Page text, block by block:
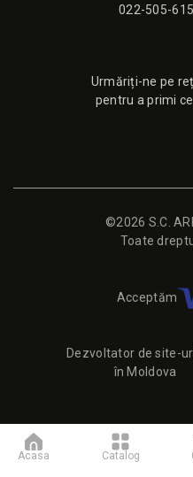
022-505-
Urmăriți-ne pe
pentru a primi
©2026 S.C.
Toate
Acceptăm
Dezvoltator de site-
în Moldova
Acasa Catalog